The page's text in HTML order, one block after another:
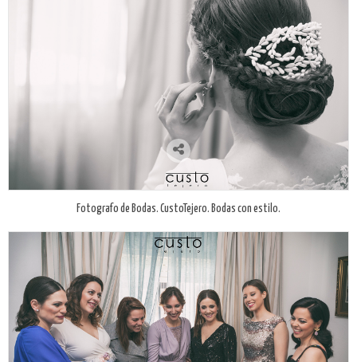
Fotografo de Bodas. CustoTejero. Bodas con estilo.